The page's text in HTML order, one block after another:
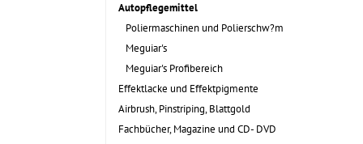
Autopflegemittel
Poliermaschinen und Polierschw?m
Meguiar's
Meguiar's Profibereich
Effektlacke und Effektpigmente
Airbrush, Pinstriping, Blattgold
Fachbücher, Magazine und CD- DVD